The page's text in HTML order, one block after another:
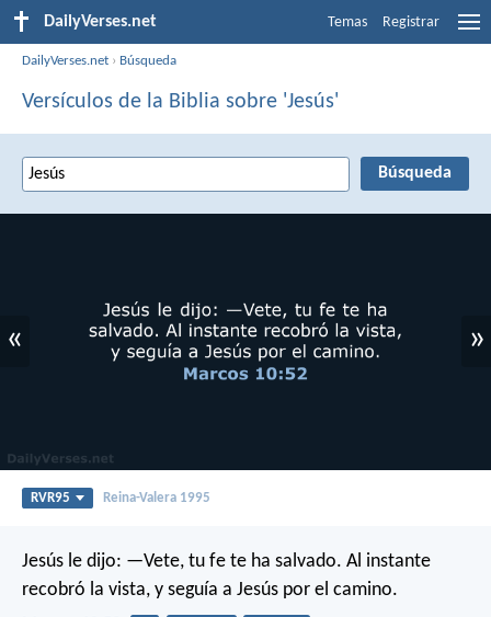
DailyVerses.net Temas Registrar
DailyVerses.net › Búsqueda
Versículos de la Biblia sobre 'Jesús'
« »
RVR95 Reina-Valera 1995
Jesús le dijo: —Vete, tu fe te ha salvado. Al instante
recobró la vista, y seguía a Jesús por el camino.